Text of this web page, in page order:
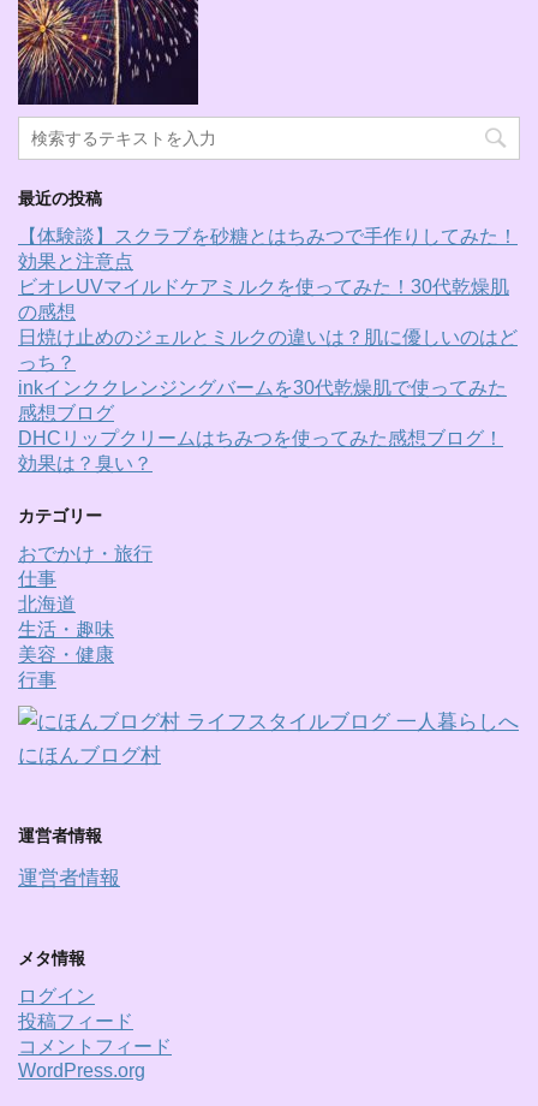
最近の投稿
【体験談】スクラブを砂糖とはちみつで手作りしてみた！
効果と注意点
ビオレUVマイルドケアミルクを使ってみた！30代乾燥肌
の感想
日焼け止めのジェルとミルクの違いは？肌に優しいのはど
っち？
inkインククレンジングバームを30代乾燥肌で使ってみた
感想ブログ
DHCリップクリームはちみつを使ってみた感想ブログ！
効果は？臭い？
カテゴリー
おでかけ・旅行
仕事
北海道
生活・趣味
美容・健康
行事
にほんブログ村
運営者情報
運営者情報
メタ情報
ログイン
投稿フィード
コメントフィード
WordPress.org